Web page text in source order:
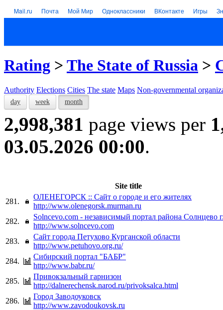
Mail.ru Почта Мой Мир Одноклассники ВКонтакте Игры
Rating > The State of Russia >
Authority Elections Cities The state Maps Non-governmental
day week month
2,998,381 page views per
03.05.2026 00:00.
Site title
281.
ОЛЕНЕГОРСК :: Сайт о городе и его жителях
http://www.olenegorsk.murman.ru
282.
Solncevo.com - независимый портал района Солнцево
http://www.solncevo.com
283.
Сайт города Петухово Курганской области
http://www.petuhovo.org.ru/
284.
Сибирский портал "БАБР"
http://www.babr.ru/
285.
Привокзальный гарнизон
http://dalnerechensk.narod.ru/privoksalca.html
286.
Город Заводоуковск
http://www.zavodoukovsk.ru